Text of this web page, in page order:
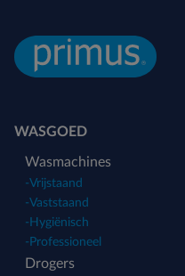
WASGOED
Wasmachines
-Vrijstaand
-Vaststaand
- Hygiënisch
- Professioneel
Drogers